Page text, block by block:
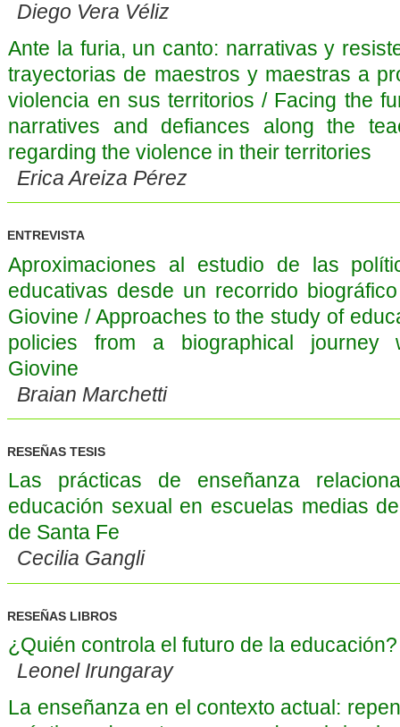
Diego Vera Véliz
Ante la furia, un canto: narrativas y
trayectorias de maestros y maestras a
violencia en sus territorios / Facing the
narratives and defiances along the
regarding the violence in their territories
Erica Areiza Pérez
ENTREVISTA
Aproximaciones al estudio de las
educativas desde un recorrido
Giovine / Approaches to the study of
policies from a biographical journey
Giovine
Braian Marchetti
RESEÑAS TESIS
Las prácticas de enseñanza
educación sexual en escuelas medias
de Santa Fe
Cecilia Gangli
RESEÑAS LIBROS
¿Quién controla el futuro de la educación?
Leonel Irungaray
La enseñanza en el contexto actual: